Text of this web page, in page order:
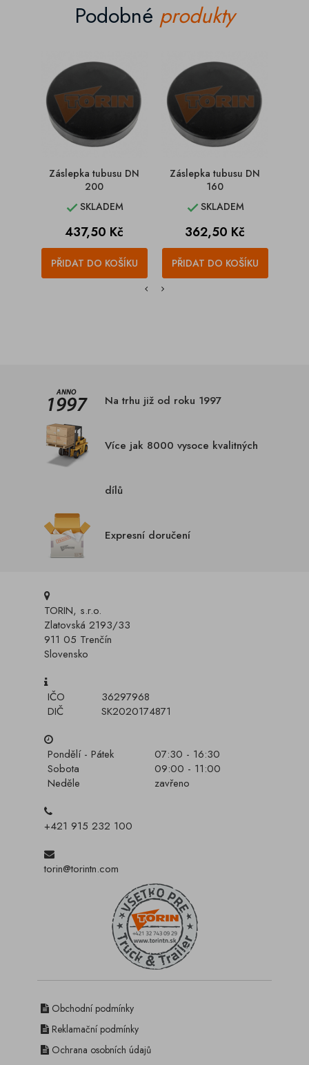
Podobné produkty
Záslepka tubusu DN
200
SKLADEM
Cena
437,50 Kč
PŘIDAT DO KOŠÍKU
Záslepka tubusu DN
160
SKLADEM
Cena
362,50 Kč
PŘIDAT DO KOŠÍKU
Na trhu již od roku 1997
Více jak 8000 vysoce kvalitných
dílů
Expresní doručení
TORIN, s.r.o.
Zlatovská 2193/33
911 05 Trenčín
Slovensko
IČO
36297968
DIČ
SK2020174871
Pondělí - Pátek
07:30 - 16:30
Sobota
09:00 - 11:00
Neděle
zavřeno
+421 915 232 100
torin@torintn.com
Obchodní podmínky
Reklamační podmínky
Ochrana osobních údajů